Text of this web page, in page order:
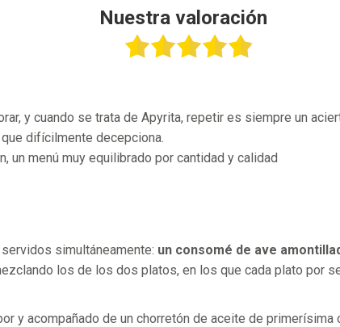
Nuestra valoración
y cuando se trata de Apyrita, repetir es siempre un
difícilmente decepciona.
un menú muy equilibrado por cantidad y calidad
simultáneamente: un consomé de ave
los de los dos platos, en los que cada plato por
y acompañado de un chorretón de aceite de